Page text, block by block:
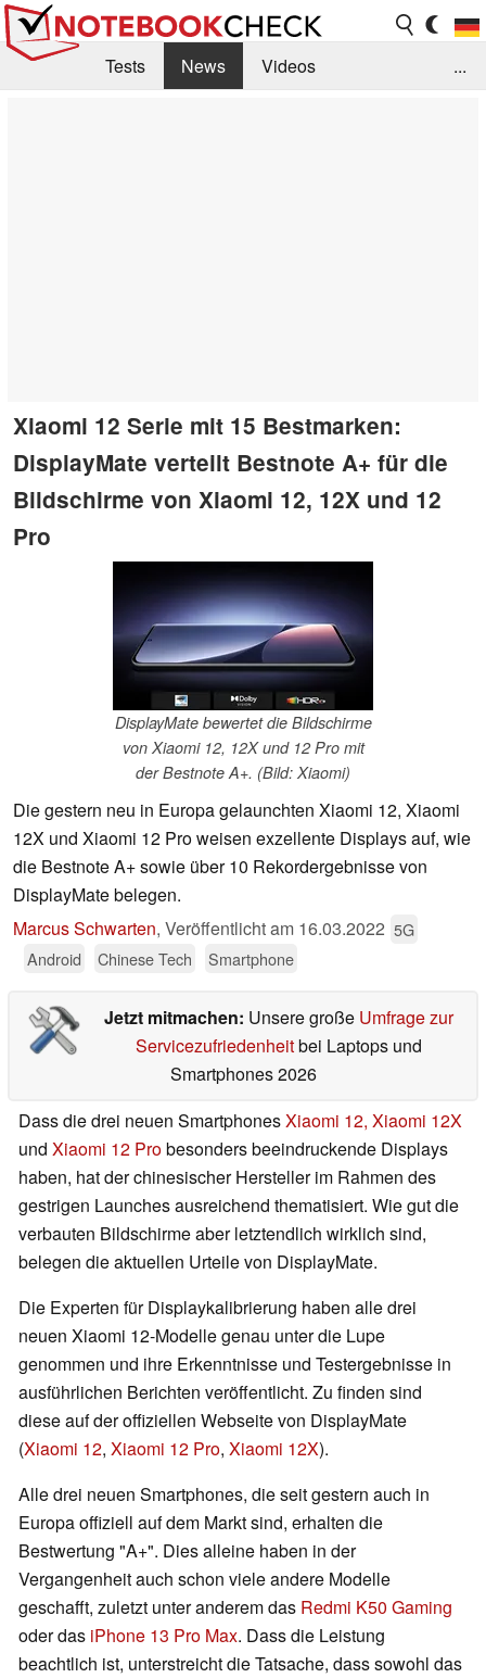
Tests News
Videos
...
Xiaomi 12 Serie mit 15 Bestmarken:
DisplayMate verteilt Bestnote A+ für die
Bildschirme von Xiaomi 12, 12X und 12
Pro
DisplayMate bewertet die Bildschirme
von Xiaomi 12, 12X und 12 Pro mit
der Bestnote A+. (Bild: Xiaomi)
Die gestern neu in Europa gelaunchten Xiaomi 12, Xiaomi
12X und Xiaomi 12 Pro weisen exzellente Displays auf, wie
die Bestnote A+ sowie über 10 Rekordergebnisse von
DisplayMate belegen.
Marcus Schwarten, Veröffentlicht am 16.03.2022 5G
Android
Chinese Tech Smartphone
Jetzt mitmachen: Unsere große Umfrage zur
Servicezufriedenheitbei Laptops und
Smartphones 2026
Dass die drei neuen SmartphonesXiaomi 12, Xiaomi 12X
und Xiaomi 12 Probesonders beeindruckende Displays
haben, hat der chinesischer Hersteller im Rahmen des
gestrigen Launches ausreichend thematisiert. Wie gut die
verbauten Bildschirme aber letztendlich wirklich sind,
belegen die aktuellen Urteile von DisplayMate.
Die Experten für Displaykalibrierung haben alle drei
neuen Xiaomi 12-Modelle genau unter die Lupe
genommen und ihre Erkenntnisse und Testergebnisse in
ausführlichen Berichten veröffentlicht. Zu finden sind
diese auf der offiziellen Webseite von DisplayMate
(Xiaomi 12, Xiaomi 12 Pro, Xiaomi 12X).
Alle drei neuen Smartphones, die seit gestern auch in
Europa offiziell auf dem Markt sind, erhalten die
Bestwertung "A+". Dies alleine haben in der
Vergangenheit auch schon viele andere Modelle
geschafft, zuletzt unter anderem das Redmi K50 Gaming
oder das iPhone 13 Pro Max. Dass die Leistung
beachtlich ist, unterstreicht die Tatsache, dass sowohl das